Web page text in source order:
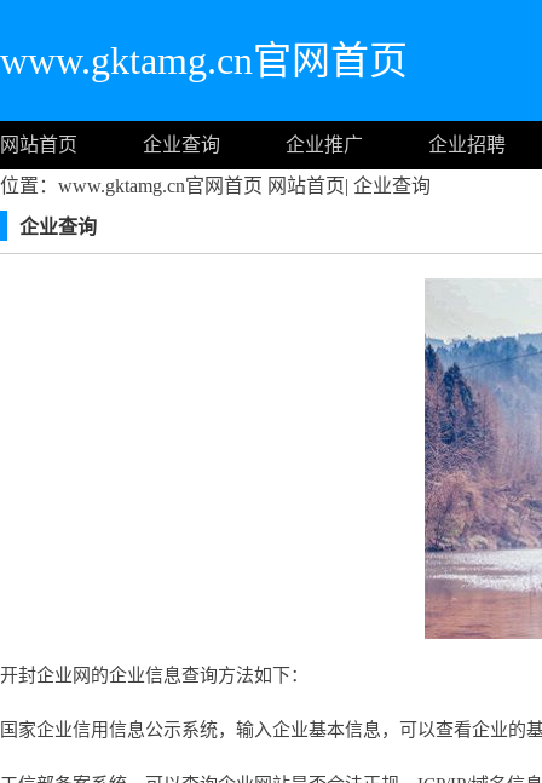
www.gktamg.cn官网首页
网站首页 企业查询 企业推广
企业招聘
位置：www.gktamg.cn官网首页 网站首页| 企业查询
企业查询
开封企业网的企业信息查询方法如下：
国家企业信用信息公示系统，输入企业基本信息，可以查看企业的